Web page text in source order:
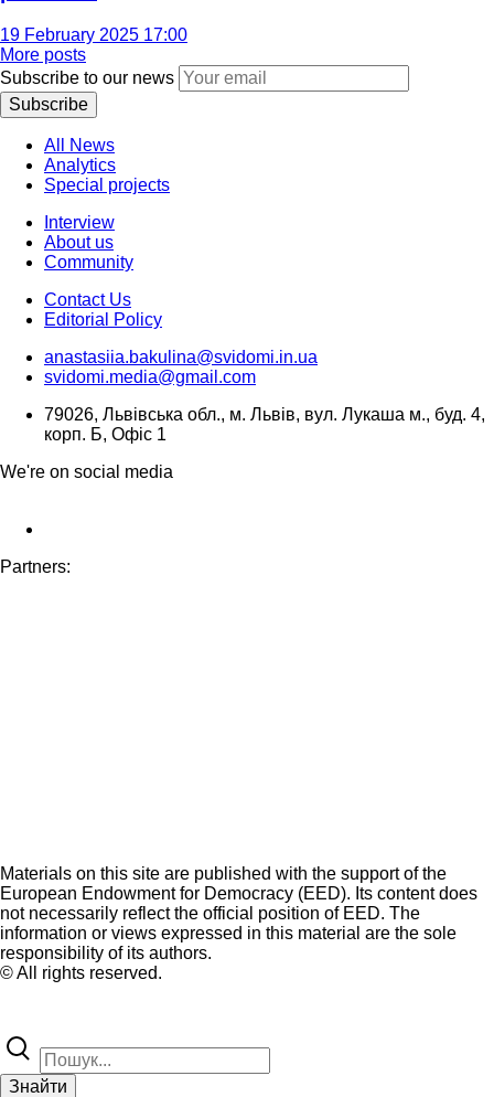
19 February 2025 17:00
More posts
Subscribe to our news
Subscribe
All News
Analytics
Special projects
Interview
About us
Community
Contact Us
Editorial Policy
anastasiia.bakulina@svidomi.in.ua
svidomi.media@gmail.com
79026, Львівська обл., м. Львів, вул. Лукаша м., буд. 4,
корп. Б, Офіс 1
We're on social media
Partners:
Materials on this site are published with the support of the
European Endowment for Democracy (EED). Its content does
not necessarily reflect the official position of EED. The
information or views expressed in this material are the sole
responsibility of its authors.
© All rights reserved.
Знайти